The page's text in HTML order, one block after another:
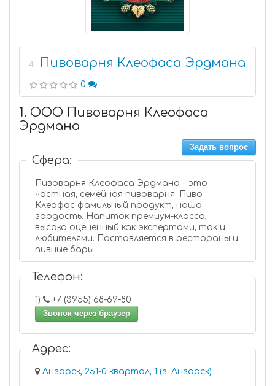
4 Пивоварня Клеофаса Эрдмана
0
1. ООО Пивоварня Клеофаса
Эрдмана
Задать вопрос
Сфера:
Пивоварня Клеофаса Эрдмана - это
частная, семейная пивоварня. Пиво
Клеофас фамильный продукт, наша
гордость. Напиток премиум-класса,
высоко оцененный как экспертами, так и
любителями. Поставляется в рестораны и
пивные бары.
Телефон:
1)
+7 (3955) 68-69-80
Звонок через браузер
Адрес:
Ангарск, 251-й квартал, 1 (г. Ангарск)